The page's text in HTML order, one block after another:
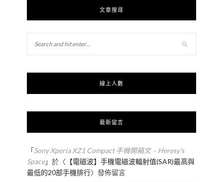
文章搜尋
線上人數
最新留言
「Sony Xperia XZ1 Compact 手機開箱文 – Heresy's
Space」於〈 【電磁波】手機電磁波輻射值(SAR)最高與
最低的20部手機排行〉發佈留言